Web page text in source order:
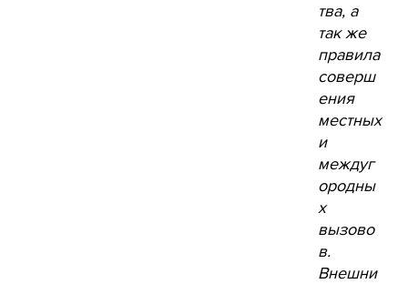
тва, а
так же
правила
соверш
ения
местных
и
междуг
ородны
х
вызово
в.
Внешни